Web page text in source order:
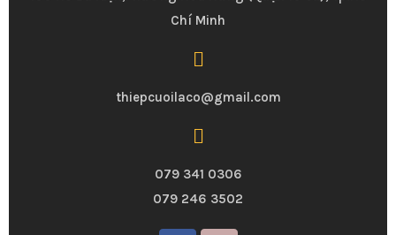
Chí Minh
thiepcuoilaco@gmail.com
079 341 0306
079 246 3502